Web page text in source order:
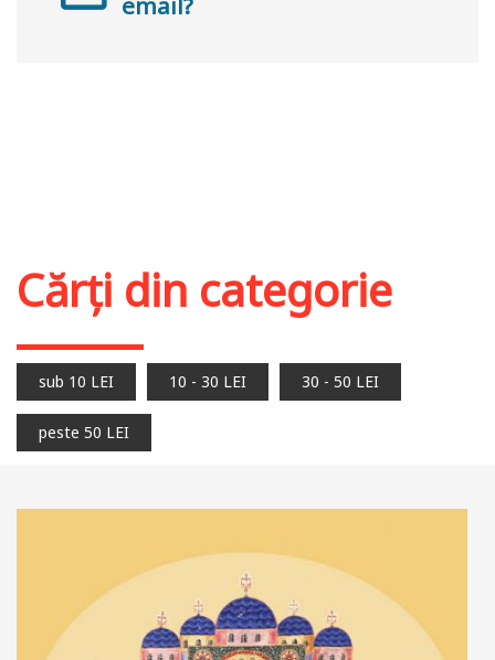
Cărți din categorie
sub 10 LEI 10 - 30 LEI 30 - 50 LEI
peste 50 LEI